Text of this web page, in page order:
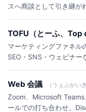
スへ商談として引き継が
TOFU（とーふ、Top
マーケティングファネル
SEO・SNS・ウェビナー
Web 会議 （うぇぶかいぎ
Zoom、Microsoft
ールでの打ち合わせ。